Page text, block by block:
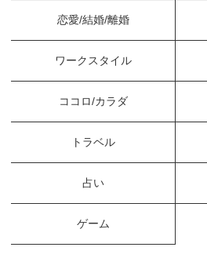
恋愛/結婚/離婚
ワークスタイル
ココロ/カラダ
トラベル
占い
ゲーム